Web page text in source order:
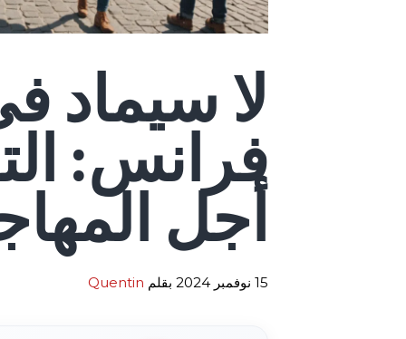
لا سيماد
فرانس:
أجل
15 نوفمبر 2024 بقلم Quentin